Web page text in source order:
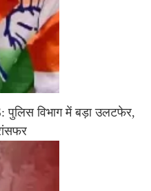
विभाग में बड़ा उलटफेर,